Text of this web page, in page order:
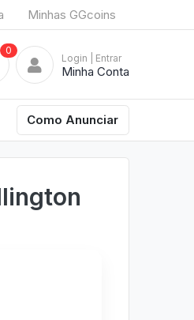
Minhas GGcoins
0
Login | Entrar
Minha Conta
Como Anunciar